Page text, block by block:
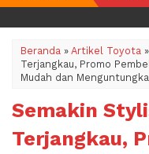
Beranda » Artikel Toyota »
Terjangkau, Promo
Mudah dan
Semakin
Terjangkau,